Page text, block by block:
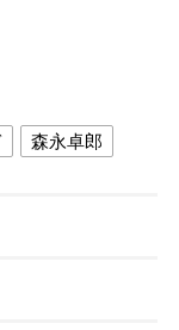
森永卓郎